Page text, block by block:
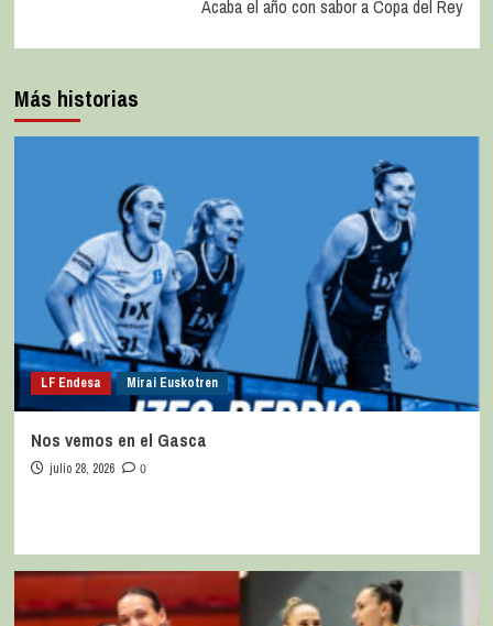
Acaba el año con sabor a Copa del Rey
Más historias
LF Endesa Mirai Euskotren
Nos vemos en el Gasca
julio 28, 2026 0